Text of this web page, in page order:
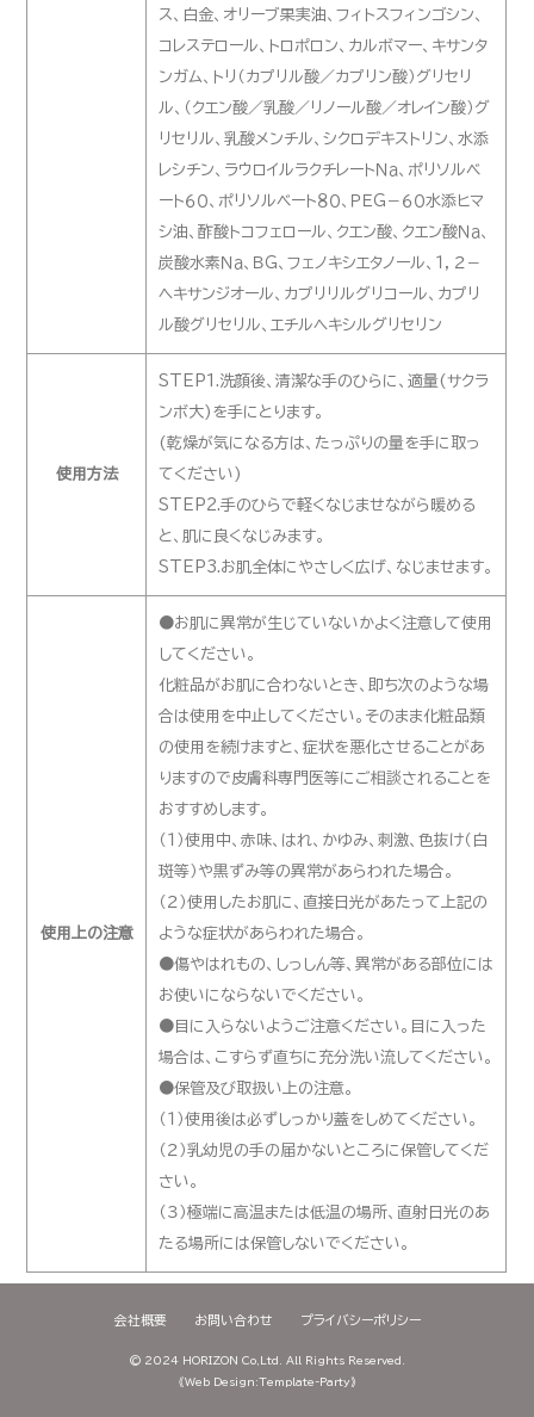
ス、白金、オリーブ果実油、フィトスフィンゴシン、
コレステロール、トロポロン、カルボマー、キサンタ
ンガム、トリ（カプリル酸／カプリン酸）グリセリ
ル、（クエン酸／乳酸／リノール酸／オレイン酸）グ
リセリル、乳酸メンチル、シクロデキストリン、水添
レシチン、ラウロイルラクチレートＮａ、ポリソルベ
ート６０、ポリソルベート８０、ＰＥＧ－６０水添ヒマ
シ油、酢酸トコフェロール、クエン酸、クエン酸Ｎａ、
炭酸水素Ｎａ、ＢＧ、フェノキシエタノール、１，２－
ヘキサンジオール、カプリリルグリコール、カプリ
ル酸グリセリル、エチルヘキシルグリセリン
使用方法
STEP1.洗顔後、清潔な手のひらに、適量(サクラ
ンボ大)を手にとります。
(乾燥が気になる方は、たっぷりの量を手に取っ
てください)
STEP2.手のひらで軽くなじませながら暖める
と、肌に良くなじみます。
STEP3.お肌全体にやさしく広げ、なじませます。
使用上の注意
●お肌に異常が生じていないかよく注意して使用
してください。
化粧品がお肌に合わないとき、即ち次のような場
合は使用を中止してください。そのまま化粧品類
の使用を続けますと、症状を悪化させることがあ
りますので皮膚科専門医等にご相談されることを
おすすめします。
（１）使用中、赤味、はれ、かゆみ、刺激、色抜け（白
斑等）や黒ずみ等の異常があらわれた場合。
（２）使用したお肌に、直接日光があたって上記の
ような症状があらわれた場合。
●傷やはれもの、しっしん等、異常がある部位には
お使いにならないでください。
●目に入らないようご注意ください。目に入った
場合は、こすらず直ちに充分洗い流してください。
●保管及び取扱い上の注意。
（１）使用後は必ずしっかり蓋をしめてください。
（２）乳幼児の手の届かないところに保管してくだ
さい。
（３）極端に高温または低温の場所、直射日光のあ
たる場所には保管しないでください。
会社概要 お問い合わせ プライバシーポリシー
© 2024 HORIZON Co,Ltd.
All Rights Reserved.
《Web Design:Template-Party》